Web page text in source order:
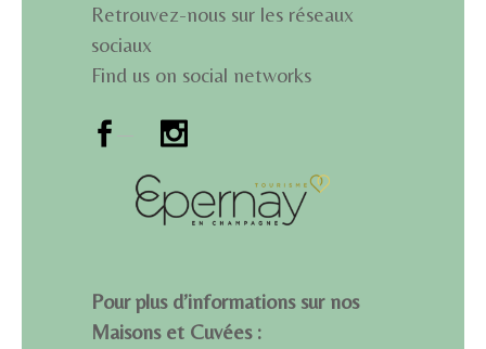
Retrouvez-nous sur les réseaux
sociaux
Find us on social networks
Pour plus d’informations sur nos
Maisons et Cuvées :